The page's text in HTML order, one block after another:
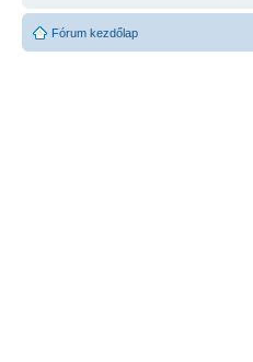
Fórum kezdőlap